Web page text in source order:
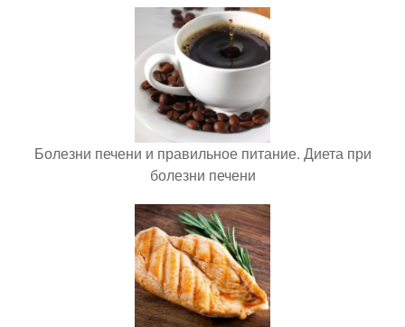
Болезни печени и правильное питание. Диета при
болезни печени